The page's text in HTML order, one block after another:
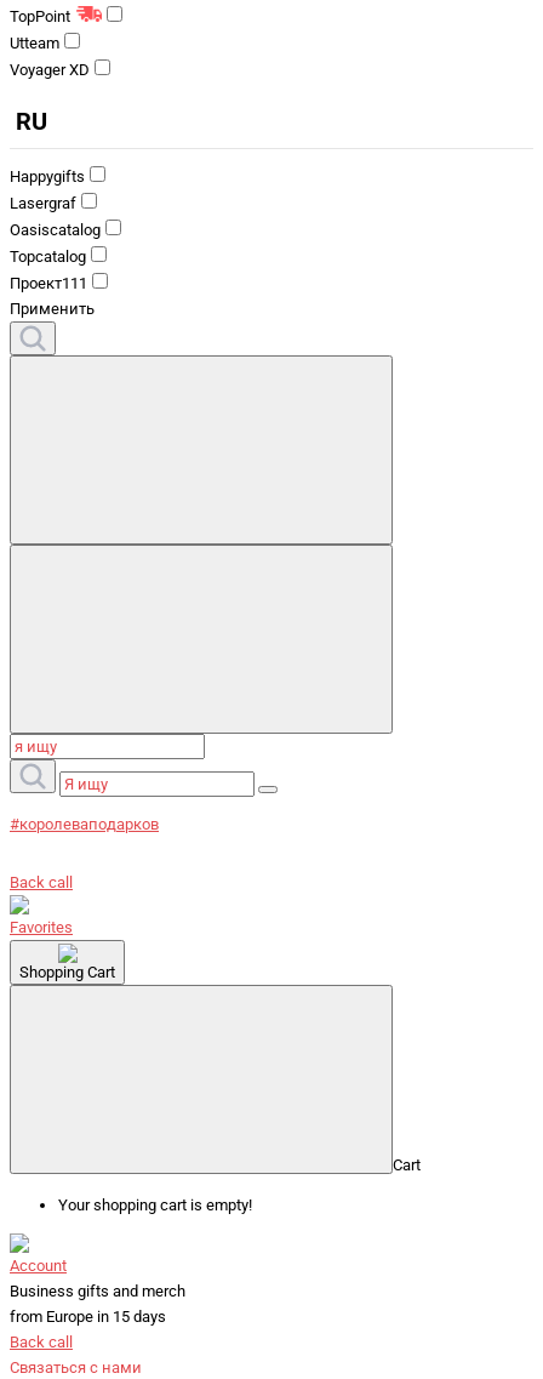
TopPoint
Utteam
Voyager XD
RU
Happygifts
Lasergraf
Oasiscatalog
Topcatalog
Проект111
Применить
#королеваподарков
Back call
Favorites
Shopping Cart
Cart
Your shopping cart is empty!
Account
Business gifts and merch
from Europe in 15 days
Back call
Связаться с нами